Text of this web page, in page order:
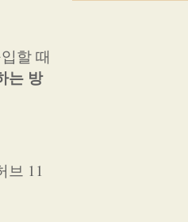
할 때
는 방
브 11